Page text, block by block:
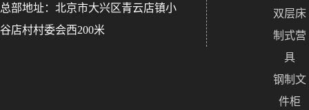
总部地址：北京市大兴区青云店镇小
谷店村村委会西200米
双层床
制式营
具
钢制文
件柜